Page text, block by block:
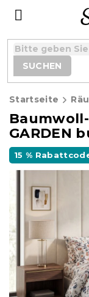
SUCHEN
Startseite
GARDEN
15 %